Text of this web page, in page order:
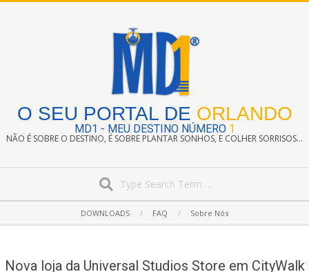
O SEU PORTAL DE ORLANDO
MD1 - MEU DESTINO NÚMERO 1
NÃO É SOBRE O DESTINO, É SOBRE PLANTAR SONHOS, E COLHER SORRISOS...
Navigation
DOWNLOADS FAQ Sobre Nós
Nova loja da Universal Studios Store em CityWalk